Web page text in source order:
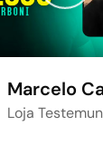
Marcelo
Loja